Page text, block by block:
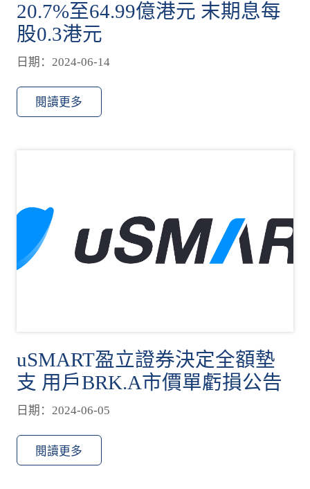
20.7%至64.99億港元 末期息每
股0.3港元
日期：2024-06-14
閱讀更多
uSMART盈立證券決定全額墊
支 用戶BRK.A市價單虧損公告
日期：2024-06-05
閱讀更多